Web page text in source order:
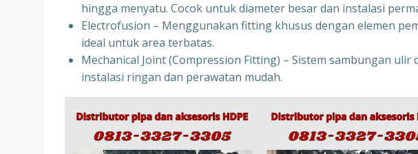
hingga menyatu. Cocok untuk diameter besar dan instalasi
Electrofusion – Menggunakan fitting khusus dengan elemen
ideal untuk area terbatas.
Mechanical Joint (Compression Fitting) – Sistem sambungan
instalasi ringan dan perawatan mudah.